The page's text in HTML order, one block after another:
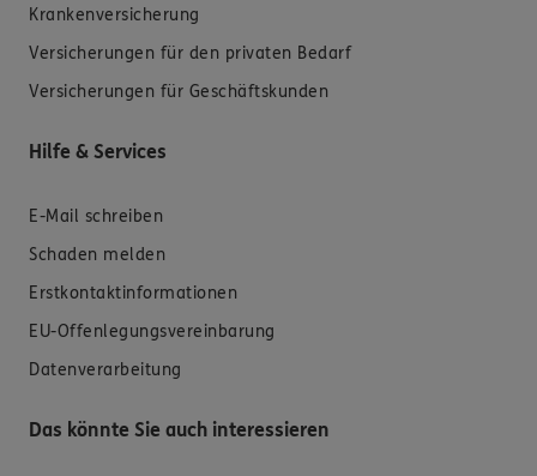
Krankenversicherung
Versicherungen für den privaten Bedarf
Versicherungen für Geschäftskunden
Hilfe & Services
E-Mail schreiben
Schaden melden
Erstkontaktinformationen
EU-Offenlegungsvereinbarung
Datenverarbeitung
Das könnte Sie auch interessieren